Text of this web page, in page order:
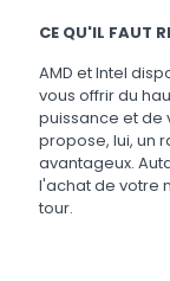
CE QU'IL FAUT
AMD et Intel
vous offrir du
puissance et de
propose, lui, un
avantageux.
l'achat de votre
tour.